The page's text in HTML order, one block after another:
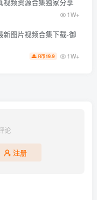
1W+
新图片视频合集下载-御
R币19.9 1W+
论
注册